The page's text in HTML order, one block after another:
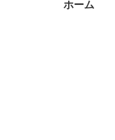
ホーム